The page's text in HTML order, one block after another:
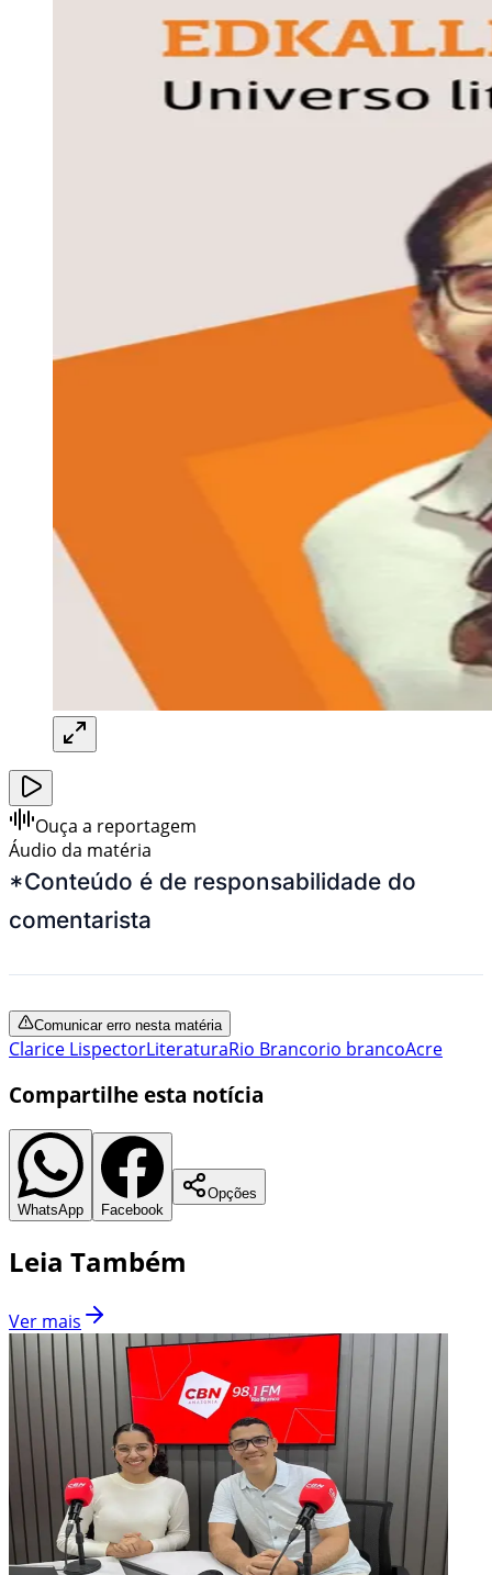
Ouça a reportagem
Áudio da matéria
*Conteúdo é de responsabilidade do
comentarista
Comunicar erro nesta matéria
Clarice LispectorLiteraturaRio Brancorio brancoAcre
Compartilhe esta notícia
WhatsApp Facebook
Opções
Leia Também
Ver mais